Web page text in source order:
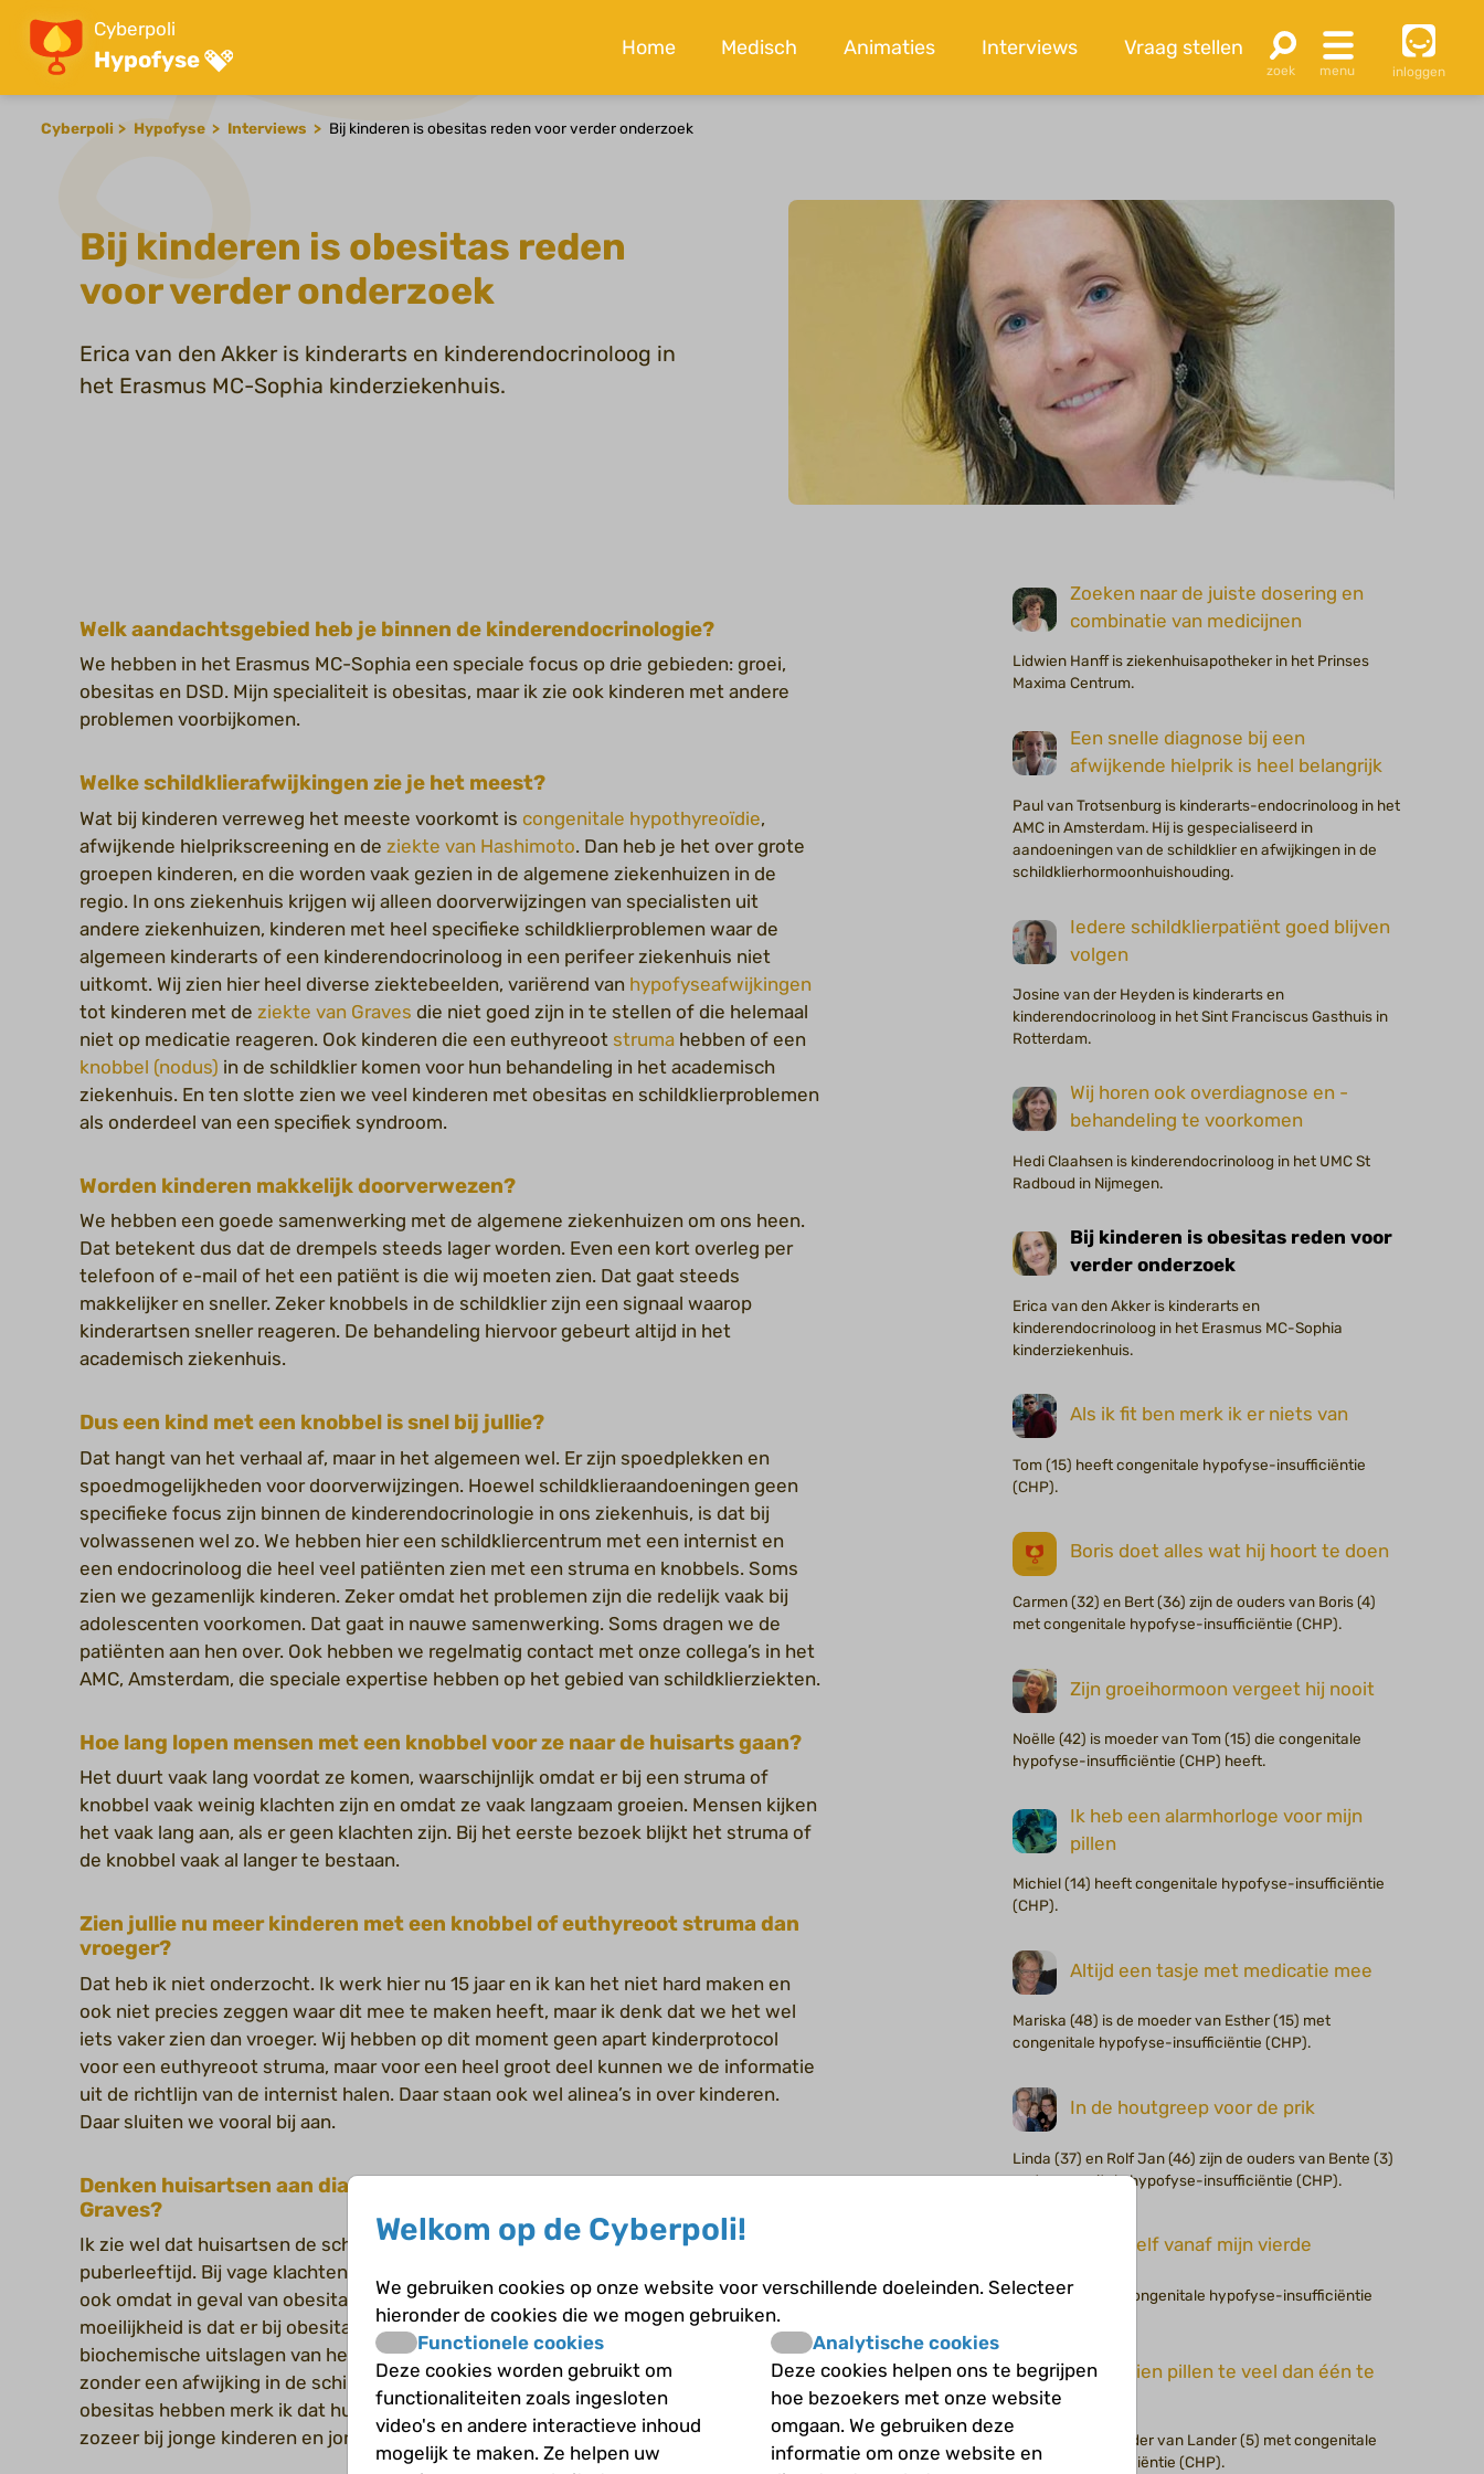
Cyberpoli
Hypofyse Home Medisch Animaties Interviews Vraag stellen
inloggen
Cyberpoli Hypofyse Interviews Bij kinderen is obesitas reden voor verder onderzoek
Bij kinderen is obesitas reden
voor verder onderzoek
Erica van den Akker is kinderarts en kinderendocrinoloog in
het Erasmus MC-Sophia kinderziekenhuis.
Welk aandachtsgebied heb je binnen de kinderendocrinologie?
We hebben in het Erasmus MC-Sophia een speciale focus op drie gebieden: groei,
obesitas en DSD. Mijn specialiteit is obesitas, maar ik zie ook kinderen met andere
problemen voorbijkomen.
Welke schildklierafwijkingen zie je het meest?
Wat bij kinderen verreweg het meeste voorkomt is congenitale hypothyreoïdie,
afwijkende hielprikscreening en de ziekte van Hashimoto. Dan heb je het over grote
groepen kinderen, en die worden vaak gezien in de algemene ziekenhuizen in de
regio. In ons ziekenhuis krijgen wij alleen doorverwijzingen van specialisten uit
andere ziekenhuizen, kinderen met heel specifieke schildklierproblemen waar de
algemeen kinderarts of een kinderendocrinoloog in een perifeer ziekenhuis niet
uitkomt. Wij zien hier heel diverse ziektebeelden, variërend van hypofyseafwijkingen
tot kinderen met de ziekte van Graves die niet goed zijn in te stellen of die helemaal
niet op medicatie reageren. Ook kinderen die een euthyreoot struma hebben of een
knobbel (nodus) in de schildklier komen voor hun behandeling in het academisch
ziekenhuis. En ten slotte zien we veel kinderen met obesitas en schildklierproblemen
als onderdeel van een specifiek syndroom.
Worden kinderen makkelijk doorverwezen?
We hebben een goede samenwerking met de algemene ziekenhuizen om ons heen.
Dat betekent dus dat de drempels steeds lager worden. Even een kort overleg per
telefoon of e-mail of het een patiënt is die wij moeten zien. Dat gaat steeds
makkelijker en sneller. Zeker knobbels in de schildklier zijn een signaal waarop
kinderartsen sneller reageren. De behandeling hiervoor gebeurt altijd in het
academisch ziekenhuis.
Dus een kind met een knobbel is snel bij jullie?
Dat hangt van het verhaal af, maar in het algemeen wel. Er zijn spoedplekken en
spoedmogelijkheden voor doorverwijzingen. Hoewel schildklieraandoeningen geen
specifieke focus zijn binnen de kinderendocrinologie in ons ziekenhuis, is dat bij
volwassenen wel zo. We hebben hier een schildkliercentrum met een internist en
een endocrinoloog die heel veel patiënten zien met een struma en knobbels. Soms
zien we gezamenlijk kinderen. Zeker omdat het problemen zijn die redelijk vaak bij
adolescenten voorkomen. Dat gaat in nauwe samenwerking. Soms dragen we de
patiënten aan hen over. Ook hebben we regelmatig contact met onze collega’s in het
AMC, Amsterdam, die speciale expertise hebben op het gebied van schildklierziekten.
Hoe lang lopen mensen met een knobbel voor ze naar de huisarts gaan?
Het duurt vaak lang voordat ze komen, waarschijnlijk omdat er bij een struma of
knobbel vaak weinig klachten zijn en omdat ze vaak langzaam groeien. Mensen kijken
het vaak lang aan, als er geen klachten zijn. Bij het eerste bezoek blijkt het struma of
de knobbel vaak al langer te bestaan.
Zien jullie nu meer kinderen met een knobbel of euthyreoot struma dan
vroeger?
Dat heb ik niet onderzocht. Ik werk hier nu 15 jaar en ik kan het niet hard maken en
ook niet precies zeggen waar dit mee te maken heeft, maar ik denk dat we het wel
iets vaker zien dan vroeger. Wij hebben op dit moment geen apart kinderprotocol
voor een euthyreoot struma, maar voor een heel groot deel kunnen we de informatie
uit de richtlijn van de internist halen. Daar staan ook wel alinea’s in over kinderen.
Daar sluiten we vooral bij aan.
Denken huisartsen aan diagnoses als de ziekte van Hashimoto of
Graves?
Ik zie wel dat huisartsen de schildklierfunctie controleren, vooral bij meisjes in de
puberleeftijd. Bij vage klachten wordt er wel aan de schildklier gedacht. Misschien
ook omdat in geval van obesitas huisartsen ook aan schildklierproblemen denken. De
moeilijkheid is dat er bij obesitas wat vaker afwijkingen of milde afwijkingen zijn in de
biochemische uitslagen van het schildklierhormoon. Bijvoorbeeld
-verhoging
zonder een afwijking in de schildklier of het vrijeT4-gehalte. Dus vooral als kinderen
obesitas hebben merk ik dat huisartsen aan schildklierproblemen denken. Maar niet
zozeer bij jonge kinderen en jongens.
Zoeken naar de juiste dosering en
combinatie van medicijnen
Lidwien Hanff is ziekenhuisapotheker in het Prinses
Maxima Centrum.
Een snelle diagnose bij een
afwijkende hielprik is heel belangrijk
Paul van Trotsenburg is kinderarts-endocrinoloog in het
AMC in Amsterdam. Hij is gespecialiseerd in
aandoeningen van de schildklier en afwijkingen in de
schildklierhormoonhuishouding.
Iedere schildklierpatiënt goed blijven
volgen
Josine van der Heyden is kinderarts en
kinderendocrinoloog in het Sint Franciscus Gasthuis in
Rotterdam.
Wij horen ook overdiagnose en -
behandeling te voorkomen
Hedi Claahsen is kinderendocrinoloog in het UMC St
Radboud in Nijmegen.
Bij kinderen is obesitas reden voor
verder onderzoek
Erica van den Akker is kinderarts en
kinderendocrinoloog in het Erasmus MC-Sophia
kinderziekenhuis.
Als ik fit ben merk ik er niets van
Tom (15) heeft congenitale hypofyse-insufficiëntie
(CHP).
Boris doet alles wat hij hoort te doen
Carmen (32) en Bert (36) zijn de ouders van Boris (4)
met congenitale hypofyse-insufficiëntie (CHP).
Zijn groeihormoon vergeet hij nooit
Noëlle (42) is moeder van Tom (15) die congenitale
hypofyse-insufficiëntie (CHP) heeft.
Ik heb een alarmhorloge voor mijn
pillen
Michiel (14) heeft congenitale hypofyse-insufficiëntie
(CHP).
Altijd een tasje met medicatie mee
Mariska (48) is de moeder van Esther (15) met
congenitale hypofyse-insufficiëntie (CHP).
In de houtgreep voor de prik
Linda (37) en Rolf Jan (46) zijn de ouders van Bente (3)
met congenitale hypofyse-insufficiëntie (CHP).
Ik prik zelf vanaf mijn vierde
Jelle (26) heeft congenitale hypofyse-insufficiëntie
Liever tien pillen te veel dan één te
Gert (34) is de vader van Lander (5) met congenitale
hypofyse-insufficiëntie (CHP).
Welkom op de Cyberpoli!
We gebruiken cookies op onze website voor verschillende doeleinden. Selecteer
hieronder de cookies die we mogen gebruiken.
Functionele cookies
Deze cookies worden gebruikt om
functionaliteiten zoals ingesloten
video's en andere interactieve inhoud
mogelijk te maken. Ze helpen uw
Analytische cookies
Deze cookies helpen ons te begrijpen
hoe bezoekers met onze website
omgaan. We gebruiken deze
informatie om onze website en